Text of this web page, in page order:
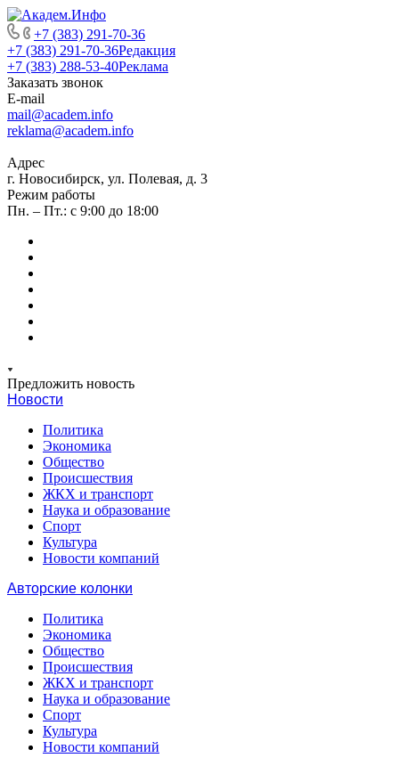
+7 (383) 291-70-36
+7 (383) 291-70-36Редакция
+7 (383) 288-53-40Реклама
Заказать звонок
E-mail
mail@academ.info
reklama@academ.info
Адрес
г. Новосибирск, ул. Полевая, д. 3
Режим работы
Пн. – Пт.: с 9:00 до 18:00
Предложить новость
Новости
Политика
Экономика
Общество
Происшествия
ЖКХ и транспорт
Наука и образование
Спорт
Культура
Новости компаний
Авторские колонки
Политика
Экономика
Общество
Происшествия
ЖКХ и транспорт
Наука и образование
Спорт
Культура
Новости компаний